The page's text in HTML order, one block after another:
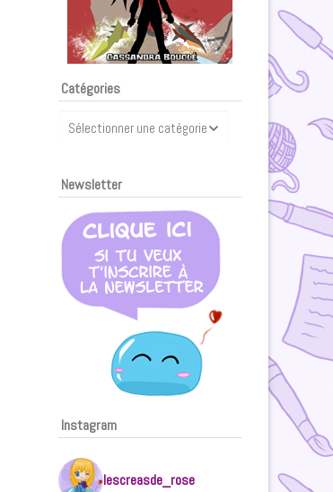
Catégories
Newsletter
Instagram
lescreasde_rose